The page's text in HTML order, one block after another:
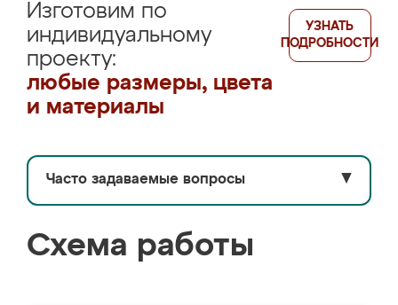
Изготовим по
индивидуальному
проекту:
любые размеры, цвета
и материалы
УЗНАТЬ
ПОДРОБНОСТИ
Часто задаваемые вопросы ▼
Схема работы